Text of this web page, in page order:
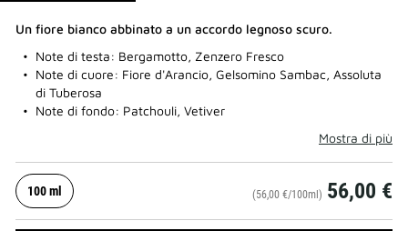
Un fiore bianco abbinato a un accordo legnoso scuro.
Note di testa: Bergamotto, Zenzero Fresco
Note di cuore: Fiore d'Arancio, Gelsomino Sambac, Assoluta
di Tuberosa
Note di fondo: Patchouli, Vetiver
Mostra di più
100 ml (56,00 €/100ml) 56,00 €